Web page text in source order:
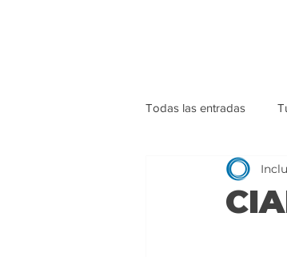
Todas las entradas